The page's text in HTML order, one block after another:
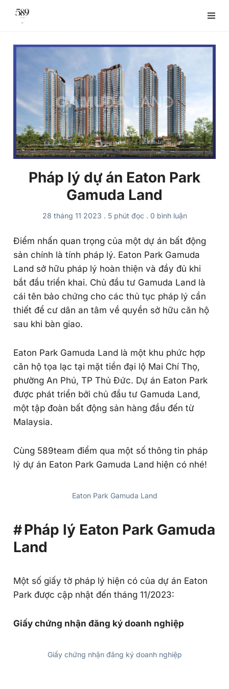
Pháp lý dự án Eaton Park
Gamuda Land
28 tháng 11 2023 . 5 phút đọc . 0 bình luận
Điểm nhấn quan trọng của một dự án bất động
sản chính là tính pháp lý. Eaton Park Gamuda
Land sở hữu pháp lý hoàn thiện và đầy đủ khi
bắt đầu triển khai. Chủ đầu tư Gamuda Land là
cái tên bảo chứng cho các thủ tục pháp lý cần
thiết để cư dân an tâm về quyền sở hữu căn hộ
sau khi bàn giao.
Eaton Park Gamuda Land là một khu phức hợp
căn hộ tọa lạc tại mặt tiền đại lộ Mai Chí Thọ,
phường An Phú, TP Thủ Đức. Dự án Eaton Park
được phát triển bởi chủ đầu tư Gamuda Land,
một tập đoàn bất động sản hàng đầu đến từ
Malaysia.
Cùng 589team điểm qua một số thông tin pháp
lý dự án Eaton Park Gamuda Land hiện có nhé!
Eaton Park Gamuda Land
Pháp lý Eaton Park Gamuda
Land
Một số giấy tờ pháp lý hiện có của dự án Eaton
Park được cập nhật đến tháng 11/2023:
Giấy chứng nhận đăng ký doanh nghiệp
Giấy chứng nhận đăng ký doanh nghiệp